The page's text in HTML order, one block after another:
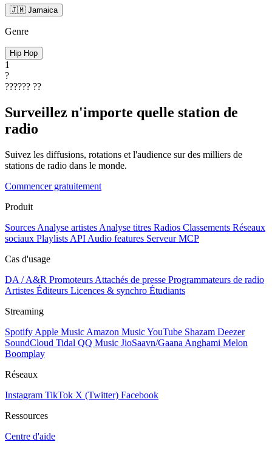
🇯🇲 Jamaica
Genre
Hip Hop
1
?
?????? ??
Surveillez n'importe quelle station de
radio
Suivez les diffusions, rotations et l'audience sur des milliers de
stations de radio dans le monde.
Commencer gratuitement
Produit
Sources Analyse artistes Analyse titres Radios Classements Réseaux
sociaux Playlists API Audio features Serveur MCP
Cas d'usage
DA / A&R Promoteurs Attachés de presse Programmateurs de radio
Artistes Éditeurs Licences & synchro Étudiants
Streaming
Spotify Apple Music Amazon MusicYouTube Shazam Deezer
SoundCloud Tidal QQ Music JioSaavn/Gaana Anghami Melon
Boomplay
Réseaux
Instagram TikTok X (Twitter) Facebook
Ressources
Centre d'aide